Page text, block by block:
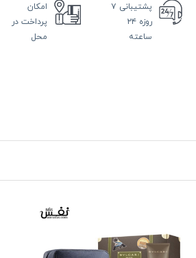
پشتیبانی ۷
روزه ۲۴
ساعته
امکان
پرداخت در
محل